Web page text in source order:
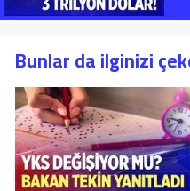
Bunlar da ilginizi